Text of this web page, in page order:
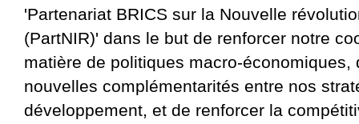
'Partenariat BRICS sur la Nouvelle
(PartNIR)' dans le but de renforcer notre
matière de politiques macro-économiques,
nouvelles complémentarités entre nos
développement, et de renforcer la